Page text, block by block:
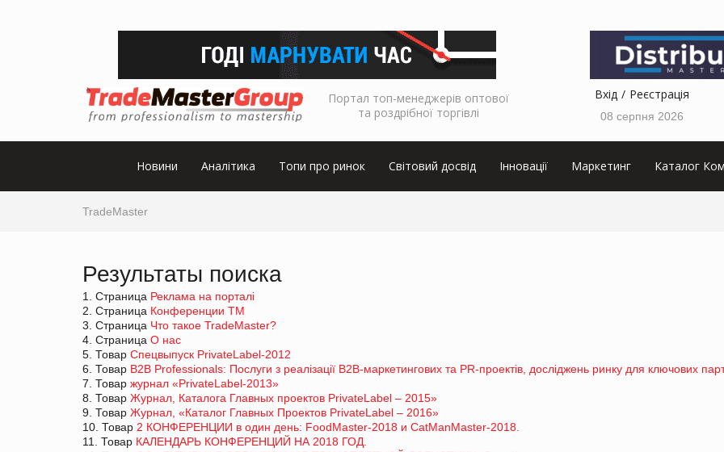
Портал топ-менеджерів оптової
та роздрібної торгівлі
Вхід Реєстрація
08 серпня 2026
Новини Аналітика Топи про ринок Світовий досвід Інновації Маркетинг Каталог
TradeMaster
Результаты поиска
1. Страница Реклама на порталі
2. Страница Конференции ТМ
3. Страница Что такое TradeMaster?
4. Страница О нас
5. Товар Спецвыпуск PrivateLabel-2012
6. Товар B2B Professionals: Послуги з реалізації В2В-маркетингових та PR-проектів, досліджень ринку для ключових
7. Товар журнал «PrivateLabel-2013»
8. Товар Журнал, Каталога Главных проектов PrivateLabel – 2015»
9. Товар Журнал, «Каталог Главных Проектов PrivateLabel – 2016»
10. Товар 2 КОНФЕРЕНЦИИ в один день: FoodMaster-2018 и CatManMaster-2018.
11. Товар КАЛЕНДАРЬ КОНФЕРЕНЦИЙ НА 2018 ГОД.